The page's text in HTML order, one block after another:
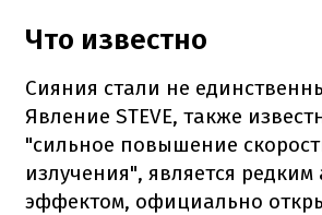
Что известно
Сияния стали не
Явление STEVE, также
"сильное повышение
излучения", является
эффектом, официально